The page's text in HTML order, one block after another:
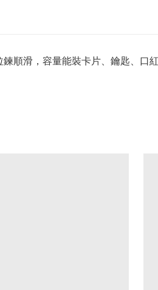
順滑，容量能裝卡片、鑰匙、口